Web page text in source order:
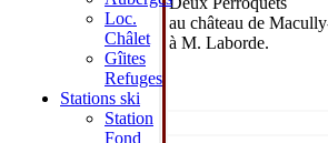
Loc.
Châlet
Gîites
Refuges
Stations ski
Station
Fond
au château de
à M. Laborde.